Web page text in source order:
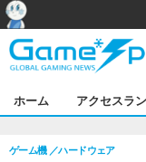
ホーム アクセスラ
ゲーム機 ハードウェア